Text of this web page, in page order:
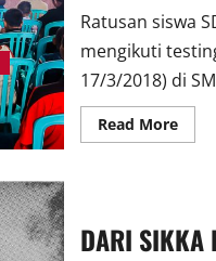
Ratusan siswa
mengikuti
17/3/2018) di
Read MoreRead
more
DARI SIKKA